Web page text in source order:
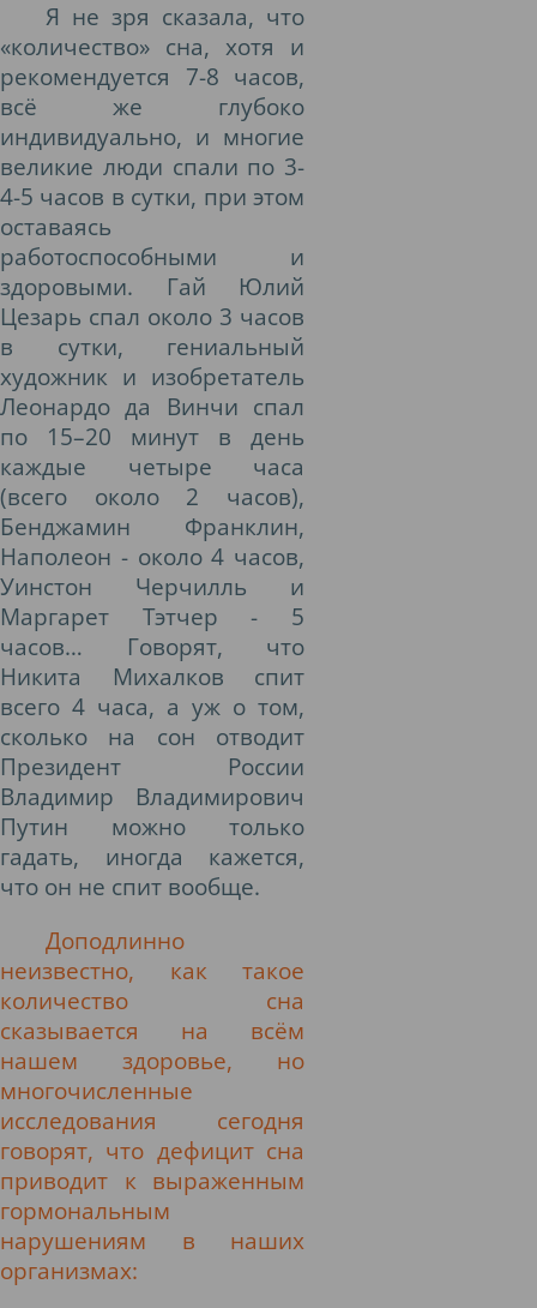
Я не зря сказала, что
«количество» сна, хотя и
рекомендуется 7-8 часов,
всё же глубоко
индивидуально, и многие
великие люди спали по 3-
4-5 часов в сутки, при этом
оставаясь
работоспособными и
здоровыми. Гай Юлий
Цезарь спал около 3 часов
в сутки, гениальный
художник и изобретатель
Леонардо да Винчи спал
по 15–20 минут в день
каждые четыре часа
(всего около 2 часов),
Бенджамин Франклин,
Наполеон - около 4 часов,
Уинстон Черчилль и
Маргарет Тэтчер - 5
часов… Говорят, что
Никита Михалков спит
всего 4 часа, а уж о том,
сколько на сон отводит
Президент России
Владимир Владимирович
Путин можно только
гадать, иногда кажется,
что он не спит вообще.
Доподлинно
неизвестно, как такое
количество сна
сказывается на всём
нашем здоровье, но
многочисленные
исследования сегодня
говорят, что дефицит сна
приводит к выраженным
гормональным
нарушениям в наших
организмах: